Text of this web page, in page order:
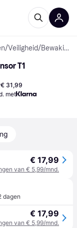
/Veiligheid/ Bewakings- en Alarmsystemen
T1
€ 31,99
met
€ 17,99
van € 5,99/mnd.
dagen
€ 17,99
van € 5,99/mnd.